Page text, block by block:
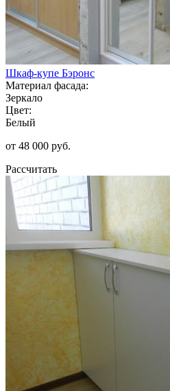
Шкаф-купе Бэронс
Материал фасада:
Зеркало
Цвет:
Белый
от 48 000 руб.
Рассчитать